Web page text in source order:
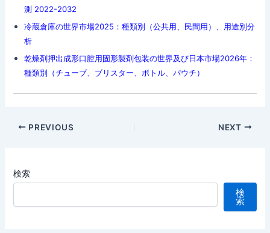
測 2022-2032
冷蔵倉庫の世界市場2025：種類別（公共用、民間用）、用途別分
析
乾燥剤押出成形口腔用固形製剤包装の世界及び日本市場2026年：
種類別（チューブ、ブリスター、ボトル、パウチ）
Post
PREVIOUS NEXT
検索
検
索